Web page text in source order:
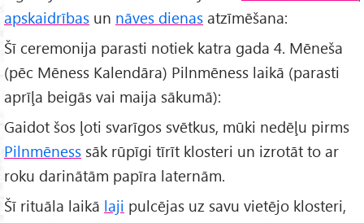
apskaidrības un nāves dienas atzīmēšana:
Šī ceremonija parasti notiek katra gada 4. Mēneša
(pēc Mēness Kalendāra) Pilnmēness laikā (parasti
aprīļa beigās vai maija sākumā):
Gaidot šos ļoti svarīgos svētkus, mūki nedēļu pirms
Pilnmēness sāk rūpīgi tīrīt klosteri un izrotāt to ar
roku darinātām papīra laternām.
Šī rituāla laikā laji pulcējas uz savu vietējo klosteri,